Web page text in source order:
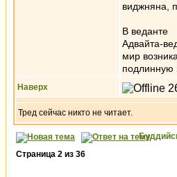
виджняна,
В веданте
Адвайта-
мир
подлинную
Наверх
Тред сейчас никто не читает.
Страница 2 из 36